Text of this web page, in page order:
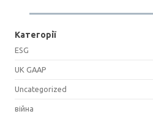
Категорії
ESG
UK GAAP
Uncategorized
війна